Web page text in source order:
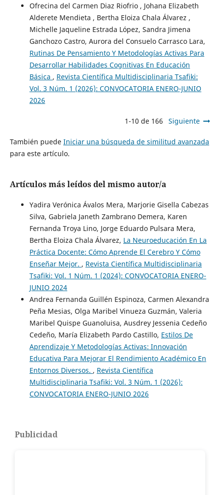
Ofrecina del Carmen Diaz Riofrio , Johana Elizabeth
Alderete Mendieta , Bertha Eloiza Chala Álvarez ,
Michelle Jaqueline Estrada López, Sandra Jimena
Ganchozo Castro, Aurora del Consuelo Carrasco Lara,
Rutinas De Pensamiento Y Metodologías Activas Para
Desarrollar Habilidades Cognitivas En Educación
Básica , Revista Científica Multidisciplinaria Tsafiki:
Vol. 3 Núm. 1 (2026): CONVOCATORIA ENERO-JUNIO
2026
1-10 de 166 Siguiente
También puede Iniciar una búsqueda de similitud avanzada
para este artículo.
Artículos más leídos del mismo autor/a
Yadira Verónica Ávalos Mera, Marjorie Gisella Cabezas
Silva, Gabriela Janeth Zambrano Demera, Karen
Fernanda Troya Lino, Jorge Eduardo Pulsara Mera,
Bertha Eloiza Chala Álvarez, La Neuroeducación En La
Práctica Docente: Cómo Aprende El Cerebro Y Cómo
Enseñar Mejor. , Revista Científica Multidisciplinaria
Tsafiki: Vol. 1 Núm. 1 (2024): CONVOCATORIA ENERO-
JUNIO 2024
Andrea Fernanda Guillén Espinoza, Carmen Alexandra
Peña Mesias, Olga Maribel Vinueza Guzmán, Valeria
Maribel Quispe Guanoluisa, Ausdrey Jessenia Cedeño
Cedeño, María Elizabeth Pardo Castillo, Estilos De
Aprendizaje Y Metodologías Activas: Innovación
Educativa Para Mejorar El Rendimiento Académico En
Entornos Diversos. , Revista Científica
Multidisciplinaria Tsafiki: Vol. 3 Núm. 1 (2026):
CONVOCATORIA ENERO-JUNIO 2026
Publicidad